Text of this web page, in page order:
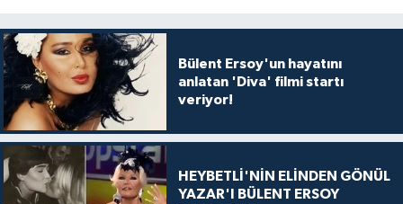
Bülent Ersoy'un hayatını
anlatan 'Diva' filmi startı
veriyor!
HEYBETLİ'NİN ELİNDEN GÖNÜL
YAZAR'I BÜLENT ERSOY